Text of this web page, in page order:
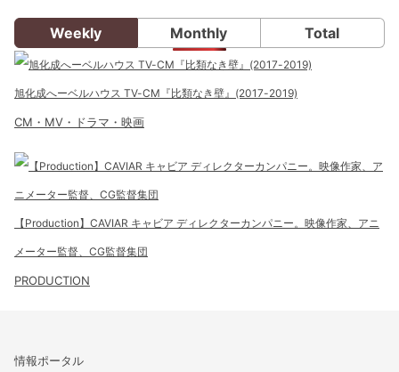
Weekly Monthly Total
旭化成へーベルハウス TV-CM『比類なき壁』(2017-2019)
CM・MV・ドラマ・映画
【Production】CAVIAR キャビア ディレクターカンパニー。映像作家、アニ
メーター監督、CG監督集団
PRODUCTION
情報ポータル